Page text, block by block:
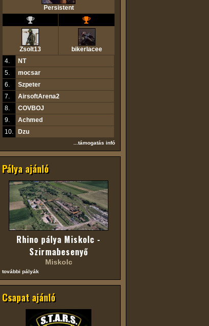
Persistent
Zsolt13
bikerlacee
4.
NT
5.
mocsar
6.
Szpeter
7.
AirsoftArena2
8.
COVBOJ
9.
Achmed
10.
Dzu
...támogatás infó
Pálya ajánló
Rhino pálya Miskolc -
Szirmabesenyő
Miskolc
további pályák
Csapat ajánló